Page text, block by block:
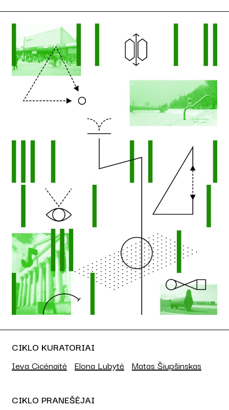
CIKLO KURATORIAI
Ieva Cicėnaitė Elona Lubytė Matas Šiupšinskas
CIKLO PRANEŠĖJAI